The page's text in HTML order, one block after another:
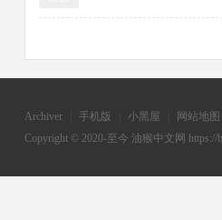
Archiver 手机版 小黑屋 网站地图
Copyright © 2020-至今 油猴中文网 https://